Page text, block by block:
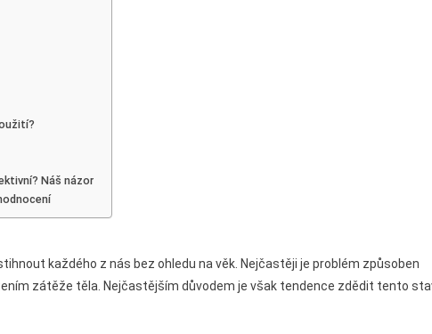
Náš názor
každého z nás bez ohledu na věk. Nejčastěji je problém způsoben
zátěže těla. Nejčastějším důvodem je však tendence zdědit tento